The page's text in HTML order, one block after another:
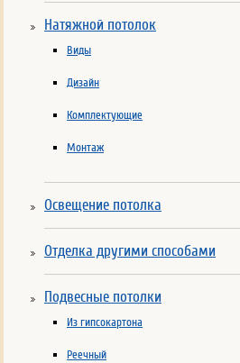
Натяжной потолок
Виды
Дизайн
Комплектующие
Монтаж
Освещение потолка
Отделка другими способами
Подвесные потолки
Из гипсокартона
Реечный